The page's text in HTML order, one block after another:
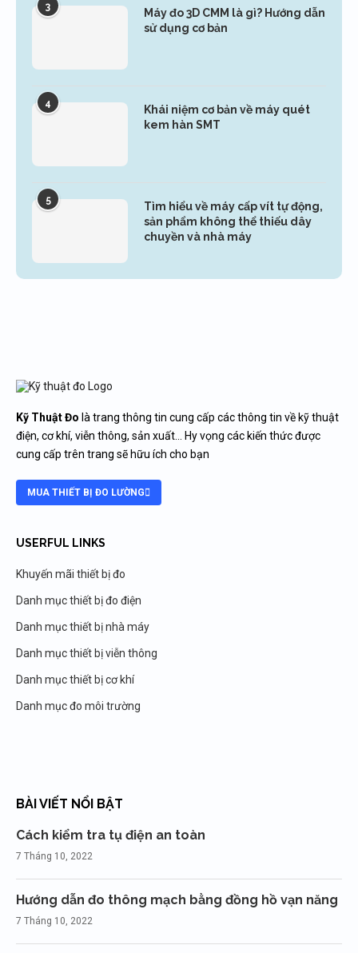
3
Máy đo 3D CMM là gì? Hướng dẫn
sử dụng cơ bản
4
Khái niệm cơ bản về máy quét
kem hàn SMT
5
Tìm hiểu về máy cấp vít tự động,
sản phẩm không thể thiếu dây
chuyền và nhà máy
Kỹ Thuật Đo là trang thông tin cung cấp các thông tin về kỹ thuật
điện, cơ khí, viễn thông, sản xuất… Hy vọng các kiến thức được
cung cấp trên trang sẽ hữu ích cho bạn
MUA THIẾT BỊ ĐO LƯỜNG
USERFUL LINKS
Khuyến mãi thiết bị đo
Danh mục thiết bị đo điện
Danh mục thiết bị nhà máy
Danh mục thiết bị viễn thông
Danh mục thiết bị cơ khí
Danh mục đo môi trường
BÀI VIẾT NỔI BẬT
Cách kiểm tra tụ điện an toàn
7 Tháng 10, 2022
Hướng dẫn đo thông mạch bằng đồng hồ vạn năng
7 Tháng 10, 2022